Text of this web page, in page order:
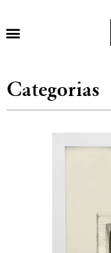
Categorias